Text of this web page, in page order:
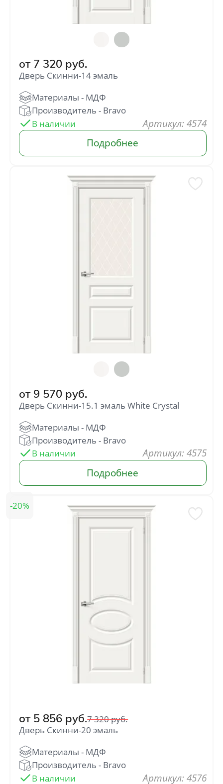
от 7 320 руб.
Дверь Скинни-14 эмаль
: 4574
от 9 570 руб.
Дверь Скинни-15.1 эмаль White Сrystal
: 4575
20
от 5 856 руб.7 320руб.
Дверь Скинни-20 эмаль
: 4576
Отправить
Нажимая кнопку «Отправить», Вы
соглашаетесь с политикой обработки